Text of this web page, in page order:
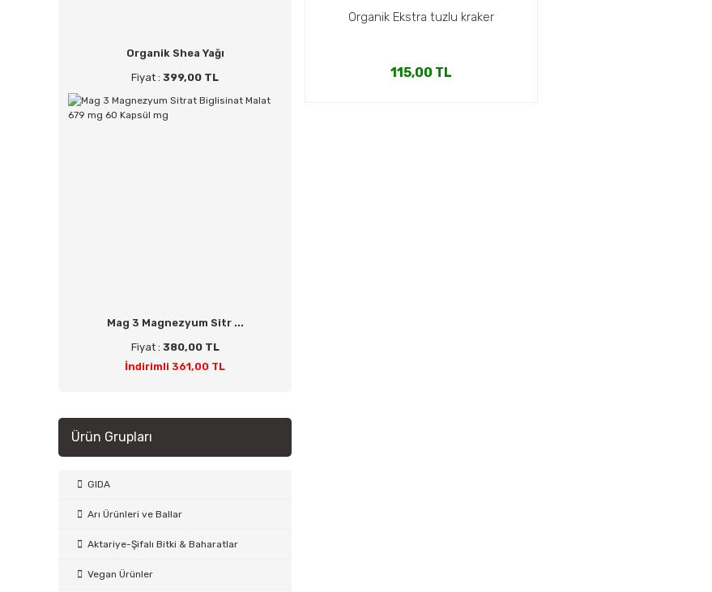
Organik Shea Yağı
Fiyat : 399,00 TL
Mag 3 Magnezyum Sitr ...
Fiyat : 380,00 TL
İndirimli 361,00 TL
Ürün Grupları
GIDA
Arı Ürünleri ve Ballar
Aktariye-Şifalı Bitki & Baharatlar
Vegan Ürünler
Organik Ekstra tuzlu kraker
115,00 TL